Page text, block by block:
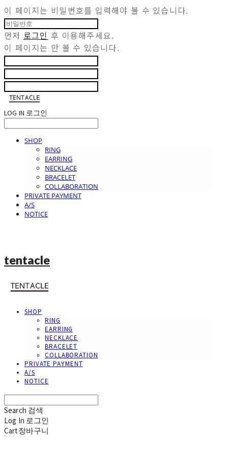
이 페이지는 비밀번호를 입력해야 볼 수 있습니다.
먼저 로그인 후 이용해주세요.
이 페이지는 만 볼 수 있습니다.
LOG IN 로그인
SHOP
RING
EARRING
NECKLACE
BRACELET
COLLABORATION
PRIVATE PAYMENT
A/S
NOTICE
tentacle
SHOP
RING
EARRING
NECKLACE
BRACELET
COLLABORATION
PRIVATE PAYMENT
A/S
NOTICE
Search 검색
Log In 로그인
Cart장바구니